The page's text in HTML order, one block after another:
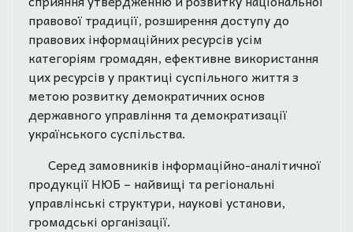
правової традиції, розширення доступу до
правових інформаційних ресурсів усім
категоріям громадян, ефективне використання
цих ресурсів у практиці суспільного життя з
метою розвитку демократичних основ
державного управління та демократизації
українського суспільства.
Серед замовників інформаційно-аналітичної
продукції НЮБ – найвищі та регіональні
управлінські структури, наукові установи,
громадські організації.